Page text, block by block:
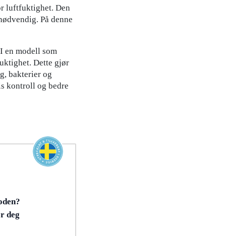
luftfuktighet. Den
På denne
en modell som
Dette gjør
bakterier og
kontroll og bedre
deg